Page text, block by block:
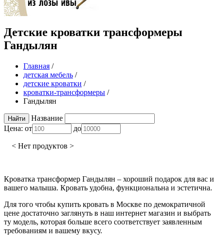
Детские кроватки трансформеры
Гандылян
Главная /
детская мебель /
детские кроватки /
кроватки-трансформеры /
Гандылян
Название
Цена: от до
< Нет продуктов >
Кроватка трансформер Гандылян – хороший подарок для вас и
вашего малыша. Кровать удобна, функциональна и эстетична.
Для того чтобы купить кровать в Москве по демократичной
цене достаточно заглянуть в наш интернет магазин и выбрать
ту модель, которая больше всего соответствует заявленным
требованиям и вашему вкусу.